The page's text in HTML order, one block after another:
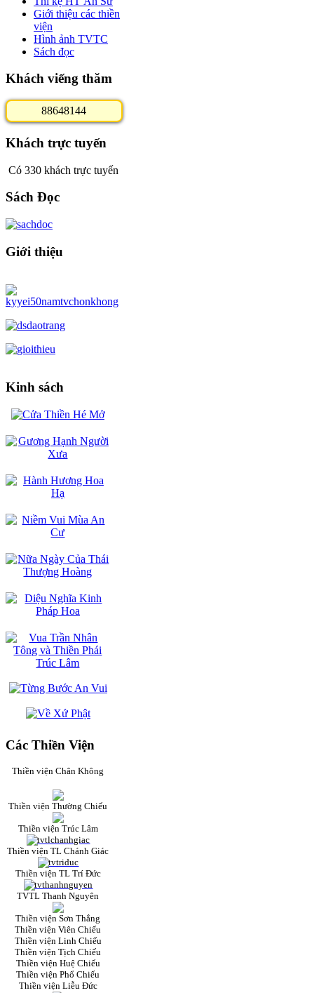
Giới thiệu các thiền
viện
Hình ảnh TVTC
Sách đọc
Khách viếng thăm
88648144
Khách trực tuyến
Có 330 khách trực tuyến
Sách Đọc
Giới thiệu
Kinh sách
Các Thiền Viện
Thiền viện Chân Không
Thiền viện Thường Chiếu
Thiền viện Trúc Lâm
Thiền viện TL Chánh Giác
Thiền viện TL Trí Đức
TVTL Thanh Nguyên
Thiền viện Sơn Thắng
Thiền viện Viên Chiếu
Thiền viện Linh Chiếu
Thiền viện Tịch Chiếu
Thiền viện Huệ Chiếu
Thiền viện Phổ Chiếu
Thiền viện Liễu Đức